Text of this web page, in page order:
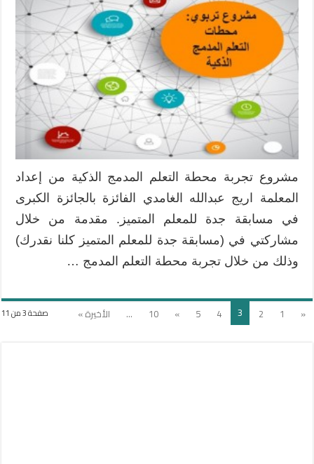
مشروع تجربة محطة التعلم المدمج الذكية من إعداد
المعلمة اريج عبدالله الغامدي الفائزة بالجائزة الكبرى
في مسابقة جدة للمعلم المتميز. مقدمة من خلال
مشاركتي في (مسابقة جدة للمعلم المتميز كلنا نقدرك)
وذلك من خلال تجربة محطة التعلم المدمج …
صفحة 3 من 11 «
1
2
3
4
5
»
10
... الأخيرة »